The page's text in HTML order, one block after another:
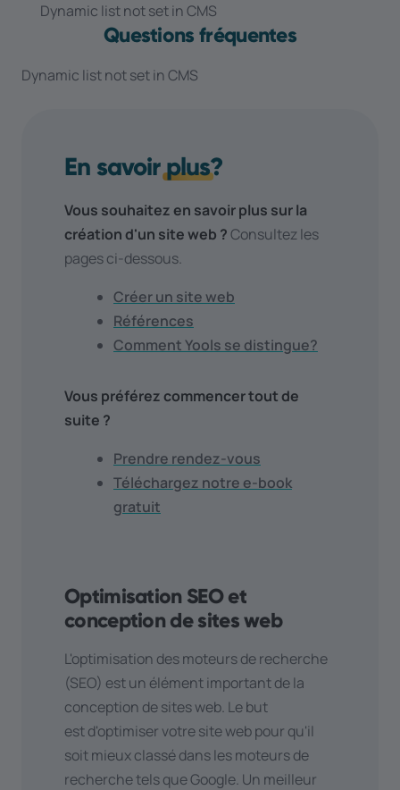
Dynamic list not set in CMS
En savoirplus?
Vous souhaitez en savoir plus sur la
création d'un site web ?Consultez les
pages ci-dessous.
Créer un site web
Références
Comment Yools se distingue?
Vous préférez commencer tout de
suite ?
Prendre rendez-vous
Téléchargez notre e-book
gratuit
Optimisation SEO et
conception de sites web
L'optimisation des moteurs de recherche
(SEO) est un élément important de la
conception de sites web. Le but
est d'optimiser votre site web pour qu'il
soit mieux classé dans les moteurs de
recherche tels que Google. Un meilleur
Questions fréquentes
Dynamic list not set in CMS